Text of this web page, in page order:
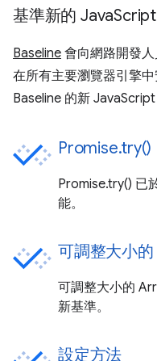
基準新的
Baseline 會向網路開發
在所有主要瀏覽器引擎
Baseline 的新 JavaScript
Promise.try()
Promise.try() 已
能。
可調整大小
可調整大小的
新基準。
設定方法